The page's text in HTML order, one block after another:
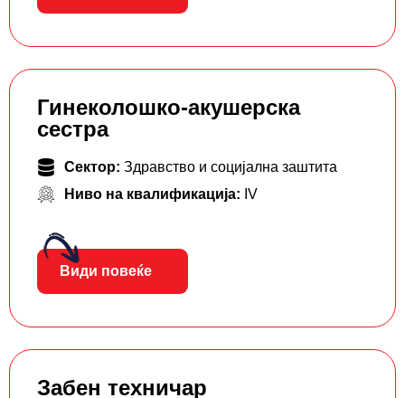
Гинеколошко-акушерска
сестра
Сектор: Здравство и социјална заштита
Ниво на квалификација: IV
Види повеќе
Забен техничар